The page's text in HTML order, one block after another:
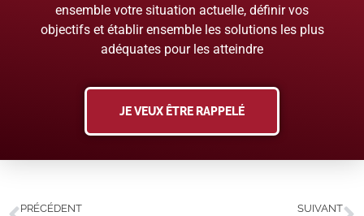
ensemble votre situation actuelle, définir vos
objectifs et établir ensemble les solutions les plus
adéquates pour les atteindre
JE VEUX ÊTRE RAPPELÉ
PRÉCÉDENT SUIVANT